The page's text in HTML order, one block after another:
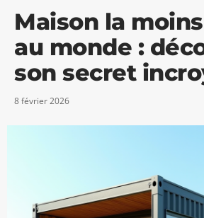
Maison la
au monde :
son secret
8 février 2026